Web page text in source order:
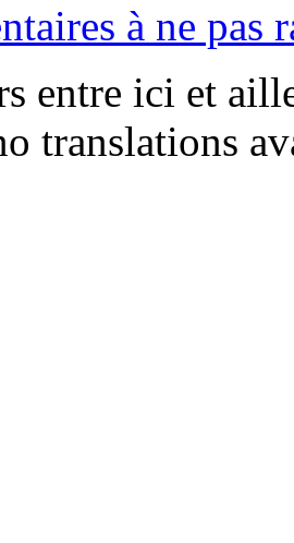
à ne pas
entre ici et
translations